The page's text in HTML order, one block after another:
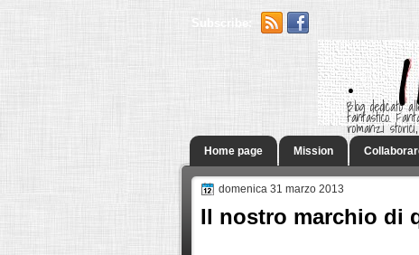
Subscribe:
.
Blog dedicato
fantastico.
romanzi
Home page Mission
domenica 31 marzo 2013
Il nostro marchio di